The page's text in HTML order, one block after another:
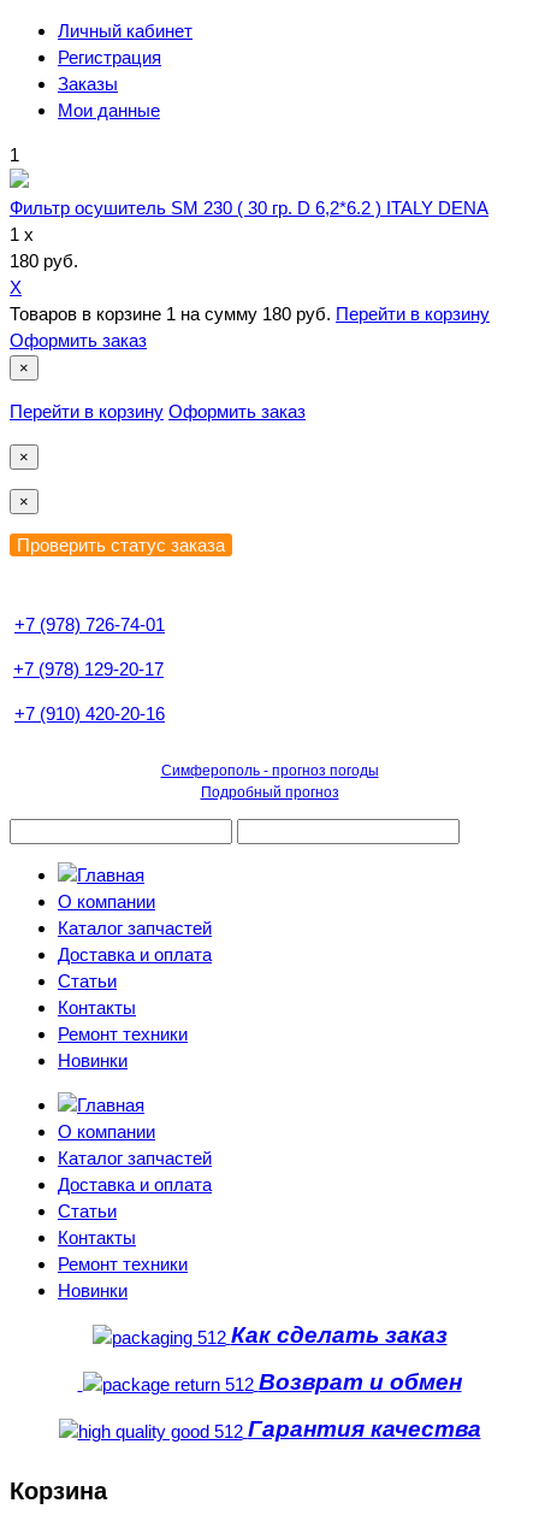
Личный кабинет
Регистрация
Заказы
Мои данные
1
Фильтр осушитель SM 230 ( 30 гр. D 6,2*6.2 ) ITALY DENA
1 x
180 руб.
X
Товаров в корзине 1 на сумму 180 руб. Перейти в корзину
Оформить заказ
×
Перейти в корзину Оформить заказ
×
×
+7 (978) 726-74-01
+7 (978) 129-20-17
+7 (910) 420-20-16
Симферополь - прогноз погоды
Подробный прогноз
О компании
Каталог запчастей
Доставка и оплата
Статьи
Контакты
Ремонт техники
Новинки
О компании
Каталог запчастей
Доставка и оплата
Статьи
Контакты
Ремонт техники
Новинки
Как сделать заказ
Возврат и обмен
Гарантия качества
Корзина